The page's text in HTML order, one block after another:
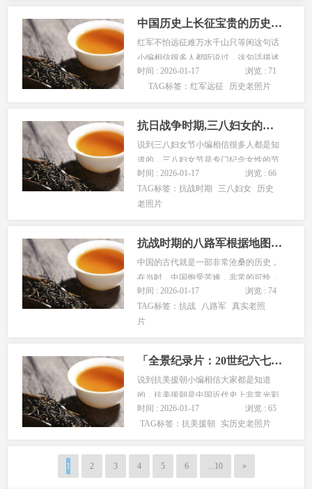
想盛行，裹脚等陋习也是成为人们的一
种习惯，当时的清朝可以说落后，腐朽
而...
中国历史上长征宝贵的历史照片集
红军不怕远征难万水千山只等闲这句话
小编相信很多人都听说过，这句话描述
的是当时历史上红军的故事，红军为了
能够有新的中国，有一个美好的明天喝
心中深深的想着没有共产党就没有新中
国，那么，小编今天也是整理了一部有
关...
时间 : 2026-01-17
浏览 : 71
TAG标签：红军远征 历史老照片
抗日战争时期,三八妇女的真实历史
说到三八妇女节小编相信很多人都是知
道的，三八妇女节是专门纪念女性的节
日，现在很多的年轻人也是在过这样的
节日，不仅仅是现在的人，在中国古
代，也早就有人过着三八妇女节了，当
目，所以，生活都比较的单调，那么，
小编...
时间 : 2026-01-17
浏览 : 66
TAG标签：抗战时期 三八妇女
历史
老照片
抗战时期的八路军根据地图片精选
中国的古代就是一部非常沧桑的历史，
在当时，中国饱受苦难，非常的可怜，
不过，红军不怕远征难，万水千山只等
闲确是道出了当时红军不怕辛苦的顽强
精神，没有共产党就没有新中国，小编
傲。同时，小编今天也是看到历史上抗
时间 : 2026-01-17
浏览 : 74
TAG标签：抗战 八路军 真实老照
片
「全景纪录片：20世纪六七十年代中国抗美援朝战争的真实画面」
说到抗美援朝小编相信大家都是知道
的，抗美援朝是中国近代史上非常光彩
的一笔。是中国派遣军队帮助朝鲜的故
事，后来，中国是圆满的完成了任务，
候，能够帮助朝鲜也是非常厉害的一件
事了，其实，在抗美援朝的过程中，中
时间 : 2026-01-17
浏览 : 65
TAG标签：抗美援朝 实历史老照片
1 2 3 4 5 6 ...10 »